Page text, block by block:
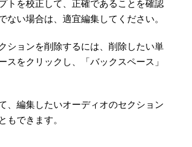
トを校正して、正確であることを確認
ない場合は、適宜編集してください。
ションを削除するには、削除したい単
スをクリックし、「バックスペース」
、編集したいオーディオのセクション
もできます。